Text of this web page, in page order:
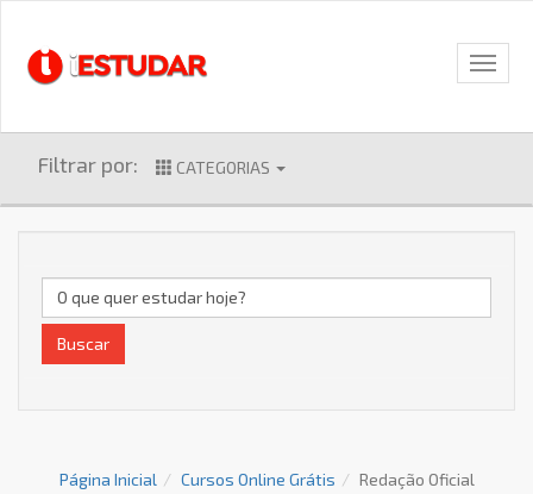
Filtrar por: CATEGORIAS
Buscar
Página Inicial Cursos Online Grátis Redação Oficial